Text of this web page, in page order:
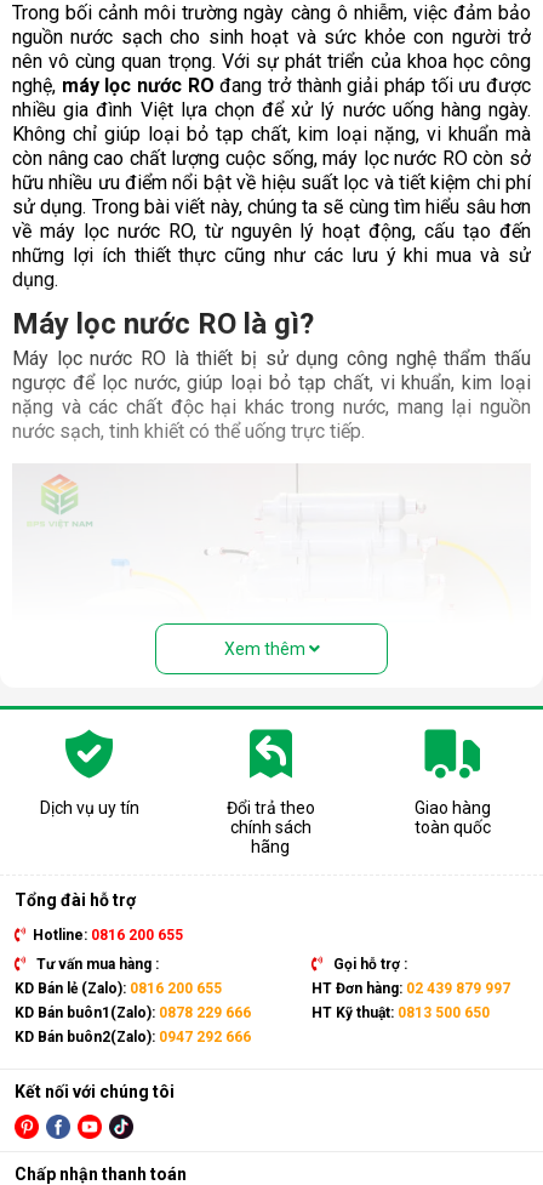
Trong bối cảnh môi trường ngày càng ô nhiễm, việc đảm bảo
nguồn nước sạch cho sinh hoạt và sức khỏe con người trở
nên vô cùng quan trọng. Với sự phát triển của khoa học công
nghệ, máy lọc nước RO đang trở thành giải pháp tối ưu được
nhiều gia đình Việt lựa chọn để xử lý nước uống hàng ngày.
Không chỉ giúp loại bỏ tạp chất, kim loại nặng, vi khuẩn mà
còn nâng cao chất lượng cuộc sống, máy lọc nước RO còn sở
hữu nhiều ưu điểm nổi bật về hiệu suất lọc và tiết kiệm chi phí
sử dụng. Trong bài viết này, chúng ta sẽ cùng tìm hiểu sâu hơn
về máy lọc nước RO, từ nguyên lý hoạt động, cấu tạo đến
những lợi ích thiết thực cũng như các lưu ý khi mua và sử
dụng.
Máy lọc nước RO là gì?
Máy lọc nước RO là thiết bị sử dụng công nghệ thẩm thấu
ngược để lọc nước, giúp loại bỏ tạp chất, vi khuẩn, kim loại
nặng và các chất độc hại khác trong nước, mang lại nguồn
nước sạch, tinh khiết có thể uống trực tiếp.
Cấu tạo và nguyên lý hoạt động của
Cấu tạo cơ bản của máy lọc nước RO gồm:
hoạt tính...) giúp loại bỏ bụi bẩn, cặn, rong rêu, mùi hôi,
clo dư…
Màng lọc RO: Là trái tim của máy. Màng RO có khe lọc
nước tinh khiết đi qua, giữ lại hầu hết các vi khuẩn, virus,
kim loại nặng, chất hóa học…
Xem thêm
Dịch vụ uy tín
Đổi trả theo
chính sách
hãng
Giao hàng
toàn quốc
Tổng đài hỗ trợ
Hotline: 0816 200 655
Tư vấn mua hàng :
KD Bán lẻ (Zalo): 0816 200 655
KD Bán buôn1(Zalo): 0878 229 666
KD Bán buôn2(Zalo): 0947 292 666
Gọi hỗ trợ :
HT Đơn hàng: 02 439 879 997
HT Kỹ thuật: 0813 500 650
Kết nối với chúng tôi
Chấp nhận thanh toán